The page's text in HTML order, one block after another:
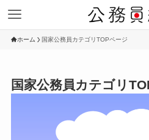
ホーム 国家公務員カテゴリTOPページ
国家公務員カテゴリ